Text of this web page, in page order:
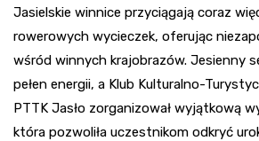
Jasielskie winnice przyciągają coraz
rowerowych wycieczek, oferując
wśród winnych krajobrazów. Jesienny
pełen energii, a Klub Kulturalno-
PTTK Jasło zorganizował wyjątkową
która pozwoliła uczestnikom odkryć